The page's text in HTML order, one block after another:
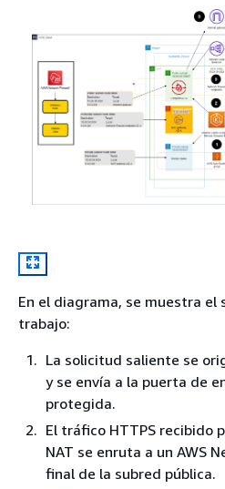
En el diagrama, se muestra
trabajo:
La solicitud saliente se
y se envía a la puerta de
protegida.
El tráfico HTTPS recibido
NAT se enruta a un AWS
final de la subred pública.